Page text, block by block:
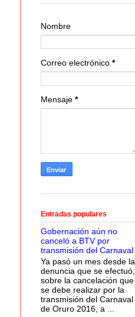
Nombre
Correo electrónico *
Mensaje *
Entradas populares
Gobernación aún no
canceló a BTV por
transmisión del Carnaval
Ya pasó un mes desde la
denuncia que se efectuó,
sobre la cancelación que
se debe realizar por la
transmisión del Carnaval
de Oruro 2016, a ...